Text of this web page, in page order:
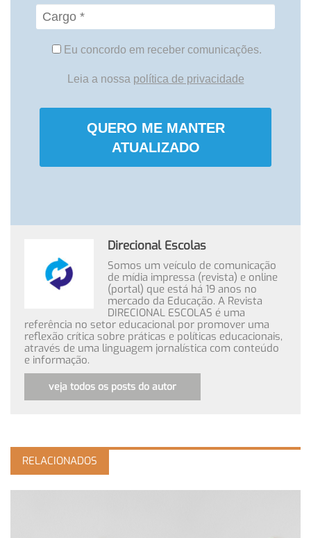
Eu concordo em receber comunicações.
Leia a nossa política de privacidade
QUERO ME MANTER
ATUALIZADO
Direcional Escolas
Somos um veículo de comunicação
de mídia impressa (revista) e online
(portal) que está há 19 anos no
mercado da Educação. A Revista
DIRECIONAL ESCOLAS é uma
referência no setor educacional por promover uma
reflexão crítica sobre práticas e políticas educacionais,
através de uma linguagem jornalística com conteúdo
e informação.
veja todos os posts do autor
RELACIONADOS